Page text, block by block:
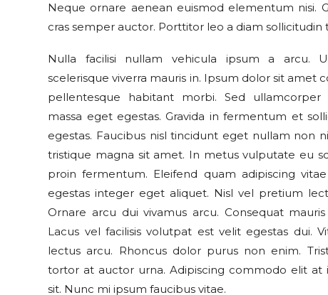
Neque ornare aenean euismod elementum nisi.
cras semper auctor. Porttitor leo a diam sollicitudin
Nulla facilisi nullam vehicula ipsum a arcu.
scelerisque viverra mauris in. Ipsum dolor sit amet
pellentesque habitant morbi. Sed
massa eget egestas. Gravida in fermentum et
egestas. Faucibus nisl tincidunt eget nullam non
tristique magna sit amet. In metus vulputate eu
proin fermentum. Eleifend quam adipiscing
egestas integer eget aliquet. Nisl vel pretium
Ornare arcu dui vivamus arcu. Consequat
Lacus vel facilisis volutpat est velit egestas dui.
lectus arcu. Rhoncus dolor purus non enim.
tortor at auctor urna. Adipiscing commodo elit at
sit. Nunc mi ipsum faucibus vitae.